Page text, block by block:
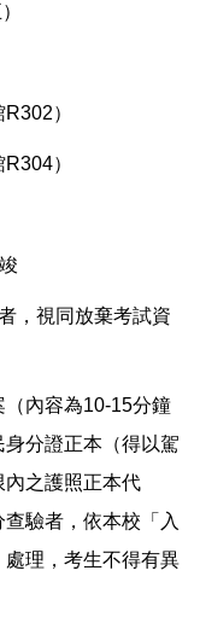
）
）
，視同放棄考試資
內容為10-15分鐘
分證正本（得以駕
內之護照正本代
驗者，依本校「入
理，考生不得有異